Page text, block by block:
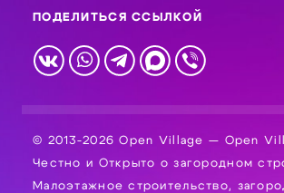
ПОДЕЛИТЬСЯ ССЫЛКОЙ
© 2013-2026 Open Village — Open
Честно и Открыто о загородном
Малоэтажное строительство,